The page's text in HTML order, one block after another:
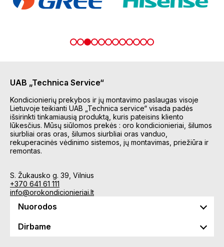
UAB „Technica Service“
Kondicionierių prekybos ir jų montavimo paslaugas visoje
Lietuvoje teikianti UAB „Technica service“ visada padės
išsirinkti tinkamiausią produktą, kuris pateisins kliento
lūkesčius. Mūsų siūlomos prekės : oro kondicionieriai, šilumos
siurbliai oras oras, šilumos siurbliai oras vanduo,
rekuperacinės vėdinimo sistemos, jų montavimas, priežiūra ir
remontas.
S. Žukausko g. 39, Vilnius
+370 641 61 111
info@orokondicionieriai.lt
Nuorodos
Dirbame